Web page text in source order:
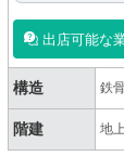
出店可能な
構造 鉄
階建 地